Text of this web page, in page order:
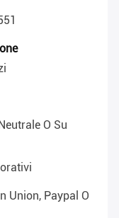
O Su
Union, Paypal O